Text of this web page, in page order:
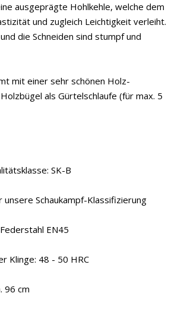
ausgeprägte Hohlkehle, welche dem
und zugleich Leichtigkeit verleiht.
die Schneiden sind stumpf und
mit einer sehr schönen Holz-
als Gürtelschlaufe (für max. 5
SK-B
unsere Schaukampf-Klassifizierung
EN45
Klinge: 48 - 50 HRC
96 cm